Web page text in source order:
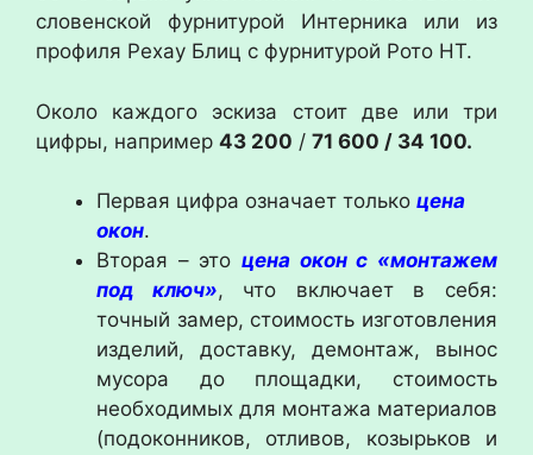
словенской фурнитурой Интерника или из
профиля Рехау Блиц с фурнитурой Рото НТ.
Около каждого эскиза стоит две или три
цифры, например 43 200 / 71 600 / 34 100.
Первая цифра означает только цена
окон.
Вторая – это цена окон с «монтажем
под ключ», что включает в себя:
точный замер, стоимость изготовления
изделий, доставку, демонтаж, вынос
мусора до площадки, стоимость
необходимых для монтажа материалов
(подоконников, отливов, козырьков и